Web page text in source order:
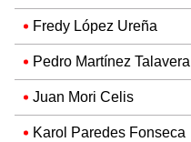
Fredy López Ureña
Pedro Martínez Talavera
Juan Mori Celis
Karol Paredes Fonseca